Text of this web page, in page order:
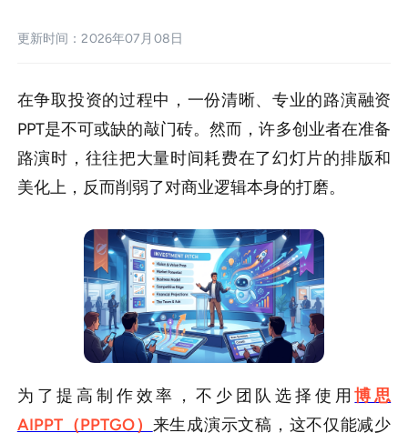
PPT技巧
更新时间：2026年07月08日
在争取投资的过程中，一份清晰、专业的路演融资
PPT是不可或缺的敲门砖。然而，许多创业者在准备
路演时，往往把大量时间耗费在了幻灯片的排版和
美化上，反而削弱了对商业逻辑本身的打磨。
为了提高制作效率，不少团队选择使用博思
AIPPT（PPTGO） 来生成演示文稿，这不仅能减少